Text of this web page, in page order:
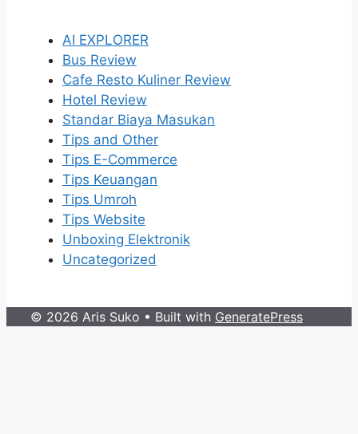
AI EXPLORER
Bus Review
Cafe Resto Kuliner Review
Hotel Review
Standar Biaya Masukan
Tips and Other
Tips E-Commerce
Tips Keuangan
Tips Umroh
Tips Website
Unboxing Elektronik
Uncategorized
© 2026 Aris Suko • Built with GeneratePress